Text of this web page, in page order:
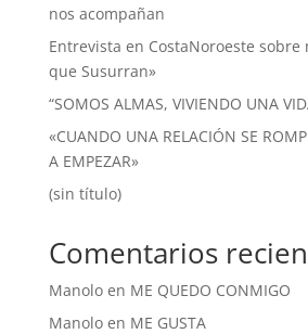
nos acompañan
Entrevista en CostaNoroeste sobre
que Susurran»
“SOMOS ALMAS, VIVIENDO UNA
«CUANDO UNA RELACIÓN SE
A EMPEZAR»
(sin título)
Comentarios
Manoloen ME QUEDO CONMIGO
Manoloen ME GUSTA